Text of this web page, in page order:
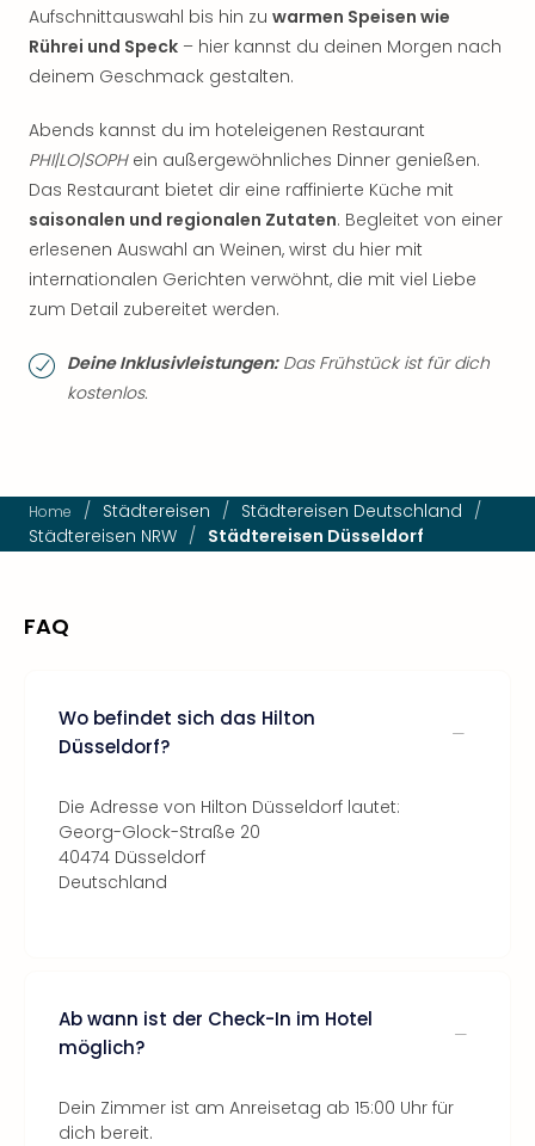
Aufschnittauswahl bis hin zu warmen Speisen wie
Rührei und Speck – hier kannst du deinen Morgen nach
deinem Geschmack gestalten.
Abends kannst du im hoteleigenen Restaurant
PHI|LO|SOPHein außergewöhnliches Dinner genießen.
Das Restaurant bietet dir eine raffinierte Küche mit
saisonalen und regionalen Zutaten. Begleitet von einer
erlesenen Auswahl an Weinen, wirst du hier mit
internationalen Gerichten verwöhnt, die mit viel Liebe
zum Detail zubereitet werden.
Deine Inklusivleistungen:Das Frühstück ist für dich
kostenlos.
Home / Städtereisen / Städtereisen Deutschland /
Städtereisen NRW / Städtereisen Düsseldorf
FAQ
Wo befindet sich das Hilton
Düsseldorf?
Die Adresse von Hilton Düsseldorf lautet:
Georg-Glock-Straße 20
40474 Düsseldorf
Deutschland
Ab wann ist der Check-In im Hotel
möglich?
Dein Zimmer ist am Anreisetag ab 15:00 Uhr für
dich bereit.